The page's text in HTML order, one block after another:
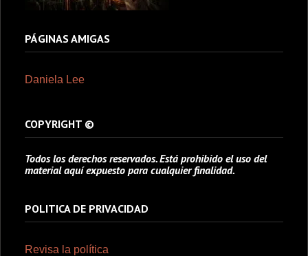
PÁGINAS AMIGAS
Daniela Lee
COPYRIGHT ©
Todos los derechos reservados. Está prohibido el uso del
material aquí expuesto para cualquier finalidad.
POLITICA DE PRIVACIDAD
Revisa la política